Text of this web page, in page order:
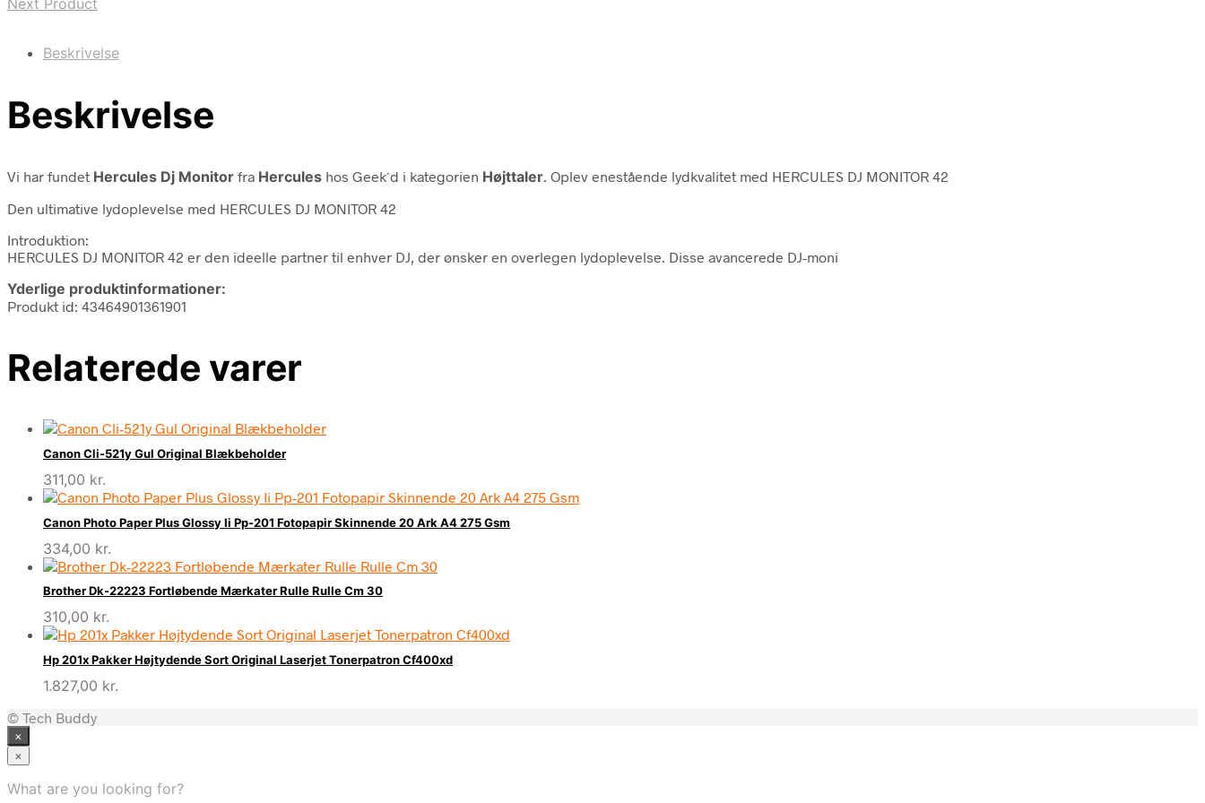
Beskrivelse
Beskrivelse
Vi har fundet Hercules Dj Monitor fra Hercules hos Geek´d i kategorien Højttaler . Oplev enestående lydkvalitet med HERCULES DJ MONITOR 42
Den ultimative lydoplevelse med HERCULES DJ MONITOR 42
Introduktion:
HERCULES DJ MONITOR 42 er den ideelle partner til enhver DJ, der ønsker en overlegen lydoplevelse. Disse avancerede DJ-moni
Yderlige produktinformationer:
Produkt id: 43464901361901
Relaterede varer
Canon Cli-521y Gul Original Blækbeholder
311,00 kr.
Canon Photo Paper Plus Glossy Ii Pp-201 Fotopapir Skinnende 20 Ark A4 275 Gsm
334,00 kr.
Brother Dk-22223 Fortløbende Mærkater Rulle Rulle Cm 30
310,00 kr.
Hp 201x Pakker Højtydende Sort Original Laserjet Tonerpatron Cf400xd
1.827,00 kr.
© Tech Buddy
×
×
What are you looking for?